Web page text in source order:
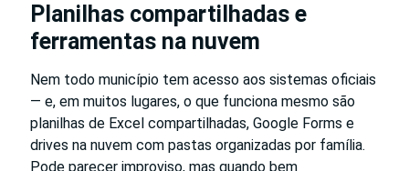
Planilhas compartilhadas e
ferramentas na nuvem
Nem todo município tem acesso aos sistemas oficiais
— e, em muitos lugares, o que funciona mesmo são
planilhas de Excel compartilhadas, Google Forms e
drives na nuvem com pastas organizadas por família.
Pode parecer improviso, mas quando bem